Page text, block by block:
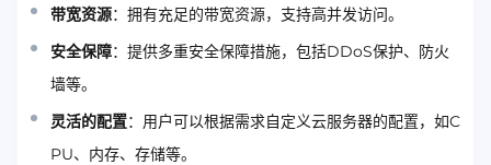
带宽资源：拥有充足的带宽资源，支持高并发访问。
安全保障：提供多重安全保障措施，包括DDoS保护、防火
墙等。
灵活的配置：用户可以根据需求自定义云服务器的配置，如C
PU、内存、存储等。